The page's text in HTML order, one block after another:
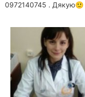
0972140745 . Дякую🙂